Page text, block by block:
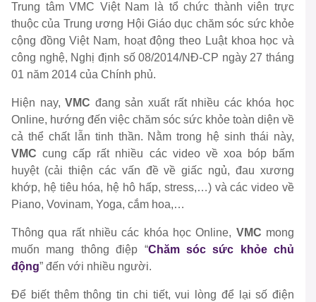
Trung tâm VMC Việt Nam là tổ chức thành viên trực
thuộc của Trung ương Hội Giáo dục chăm sóc sức khỏe
cộng đồng Việt Nam, hoạt động theo Luật khoa học và
công nghệ, Nghị định số 08/2014/NĐ-CP ngày 27 tháng
01 năm 2014 của Chính phủ.
Hiện nay,VMC đang sản xuất rất nhiều các khóa học
Online, hướng đến việc chăm sóc sức khỏe toàn diện về
cả thể chất lẫn tinh thần. Nằm trong hệ sinh thái này,
VMC cung cấp rất nhiều các video về xoa bóp bấm
huyệt (cải thiện các vấn đề về giấc ngủ, đau xương
khớp, hệ tiêu hóa, hệ hô hấp, stress,…) và các video về
Piano, Vovinam, Yoga, cắm hoa,…
Thông qua rất nhiều các khóa học Online, VMC mong
muốn mang thông điệp “Chăm sóc sức khỏe chủ
động” đến với nhiều người.
Để biết thêm thông tin chi tiết, vui lòng để lại số điện